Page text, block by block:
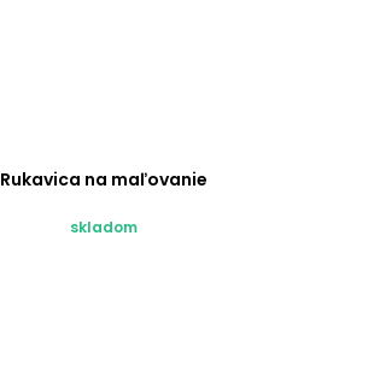
Rukavica na maľovanie
skladom